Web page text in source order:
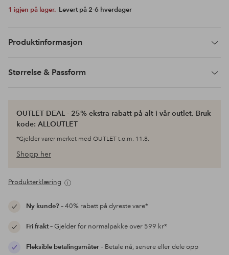
1 igjen på lager. Levert på 2-6 hverdager
Produktinformasjon
Størrelse & Passform
OUTLET DEAL - 25% ekstra rabatt på alt i vår outlet. Bruk
kode: ALLOUTLET
*Gjelder varer merket med OUTLET t.o.m. 11.8.
Shopp her
Produkterklæring
Ny kunde?– 40% rabatt på dyreste vare*
Fri frakt– Gjelder for normalpakke over 599 kr*
Fleksible betalingsmåter– Betale nå, senere eller dele opp